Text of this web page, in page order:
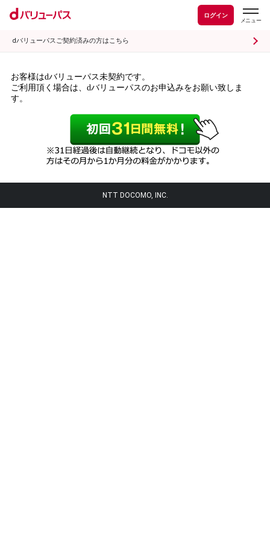
ログイン
dバリューパスご契約済みの方はこちら
お客様はdバリューパス未契約です。
ご利用頂く場合は、dバリューパスのお申込みをお願い致しま
す。
NTT DOCOMO, INC.